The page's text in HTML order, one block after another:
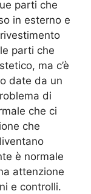
parti che
in esterno e
parti che
ma c’è
date da un
di
che ci
che
è normale
attenzione
e controlli.